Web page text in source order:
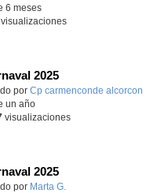
6 meses
2025
por Cp carmenconde alcorcon
un año
visualizaciones
2025
por Marta G.